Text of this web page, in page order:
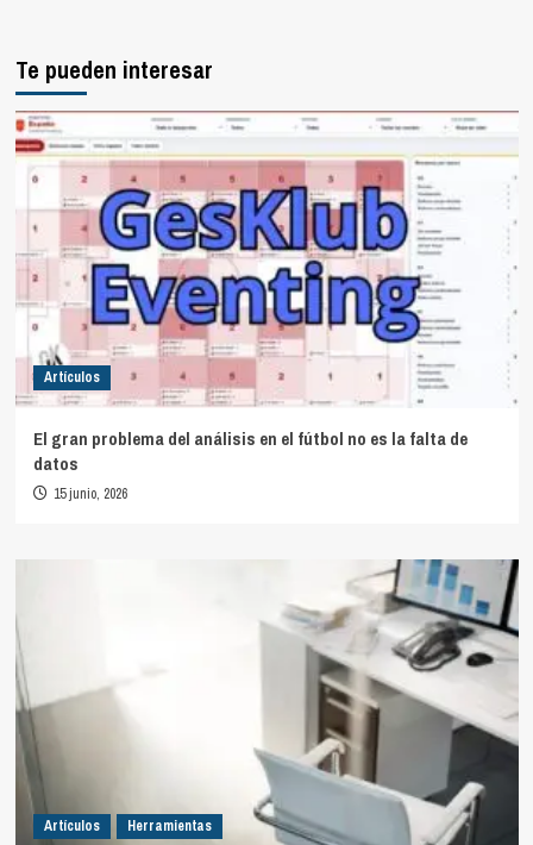
Te pueden interesar
Artículos
El gran problema del análisis en el fútbol no es la falta de
datos
15 junio, 2026
Artículos Herramientas